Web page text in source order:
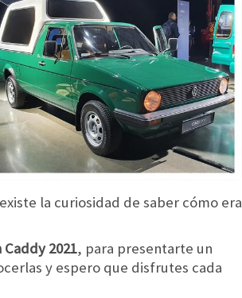
la curiosidad de saber cómo era
2021, para presentarte un
y espero que disfrutes cada